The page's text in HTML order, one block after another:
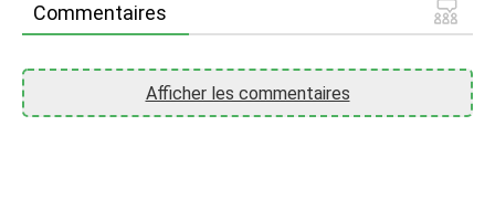
Commentaires
Afficher les commentaires